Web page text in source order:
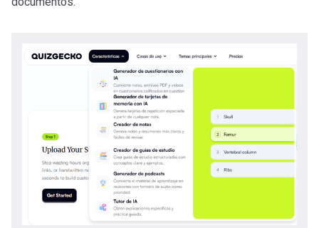
cuenta
Mobile]
Menú
entrar
Inicia
navegación